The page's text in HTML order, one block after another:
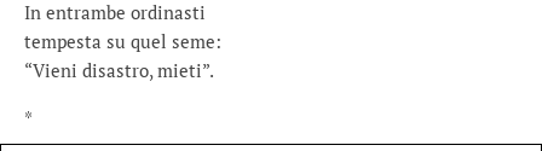
In entrambe ordinasti
tempesta su quel seme:
“Vieni disastro, mieti”.
*